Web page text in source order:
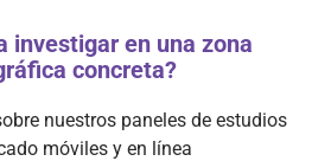
investigar en una zona
concreta?
nuestros paneles de estudios
móviles y en línea